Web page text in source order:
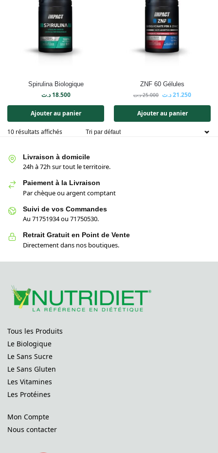
Spirulina Biologique
18.500 د.ت
Ajouter au panier
ZNF 60 Gélules
25.000 د.ت 21.250د.ت
Ajouter au panier
10 résultats affichés
Livraison à domicile
24h à 72h sur tout le territoire.
Paiement à la Livraison
Par chèque ou argent comptant
Suivi de vos Commandes
Au 71751934 ou 71750530.
Retrait Gratuit en Point de Vente
Directement dans nos boutiques.
Tous les Produits
Le Biologique
Le Sans Sucre
Le Sans Gluten
Les Vitamines
Les Protéines
Mon Compte
Nous contacter